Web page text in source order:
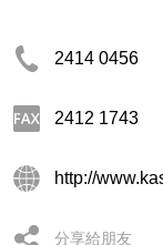
2414 0456
2412 1743
http://
分享給朋友